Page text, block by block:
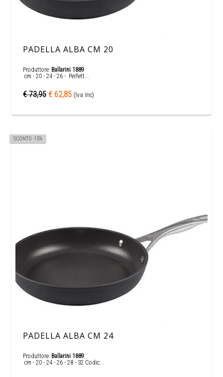
PADELLA ALBA CM 20
Produttore: Ballarini 1889
cm - 20 - 24 - 26 - Perfett...
€ 73,95 € 62,85 (Iva Inc)
SCONTO -15%
PADELLA ALBA CM 24
Produttore: Ballarini 1889
cm - 20 - 24 - 26 - 28 - 32 Codic...